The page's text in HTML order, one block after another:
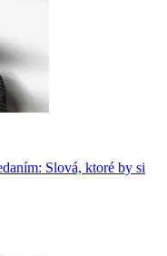
Slová, ktoré by si